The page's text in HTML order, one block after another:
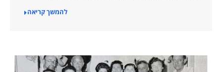
להמשך קריאה